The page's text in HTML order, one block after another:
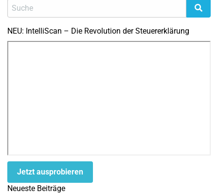
NEU: IntelliScan – Die Revolution der Steuererklärung
Jetzt ausprobieren
Neueste Beiträge